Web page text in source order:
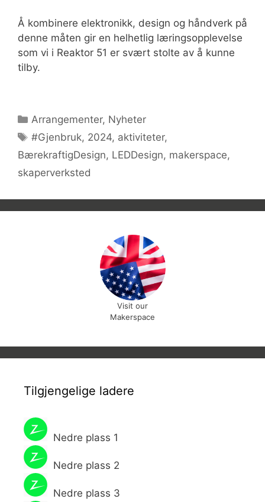
Å kombinere elektronikk, design og håndverk på
denne måten gir en helhetlig læringsopplevelse
som vi i Reaktor 51 er svært stolte av å kunne
tilby.
Kategorier
Arrangementer, Nyheter
Stikkord
#Gjenbruk, 2024, aktiviteter,
BærekraftigDesign, LEDDesign, makerspace,
skaperverksted
Visit our
Makerspace
Tilgjengelige ladere
Nedre plass 1
Nedre plass 2
Nedre plass 3